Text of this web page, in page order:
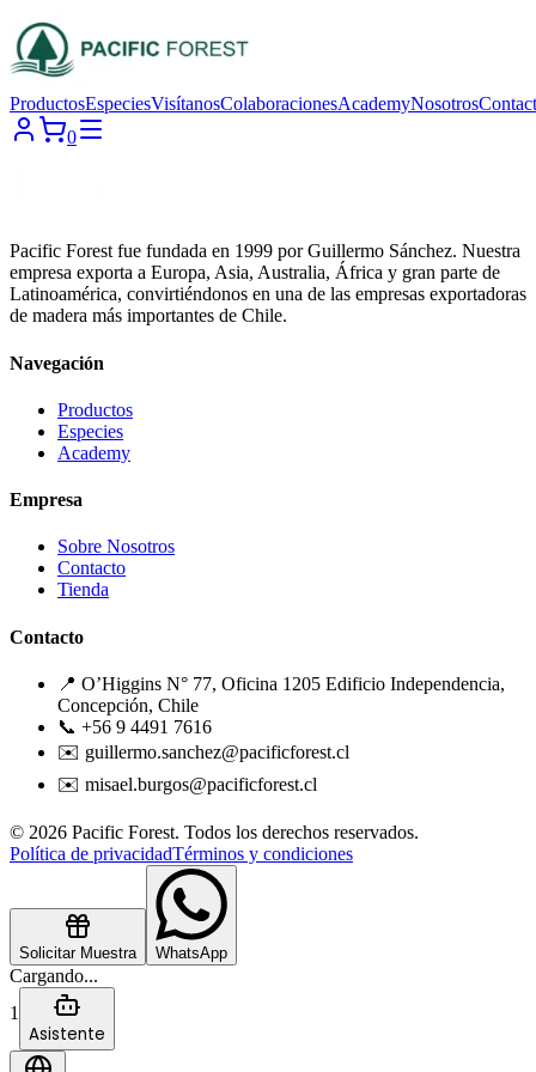
ProductosEspeciesVisítanosColaboracionesAcademyNosotros
0
Pacific Forest fue fundada en 1999 por Guillermo Sánchez. Nuestra
empresa exporta a Europa, Asia, Australia, África y gran parte de
Latinoamérica, convirtiéndonos en una de las empresas exportadoras
de madera más importantes de Chile.
Navegación
Productos
Especies
Academy
Empresa
Sobre Nosotros
Contacto
Tienda
Contacto
📍 O’Higgins N° 77, Oficina 1205 Edificio Independencia,
Concepción, Chile
📞 +56 9 4491 7616
✉️ guillermo.sanchez@pacificforest.cl
✉️ misael.burgos@pacificforest.cl
© 2026 Pacific Forest. Todos los derechos reservados.
Política de privacidadTérminos y condiciones
Solicitar Muestra WhatsApp
Cargando...
1
Asistente